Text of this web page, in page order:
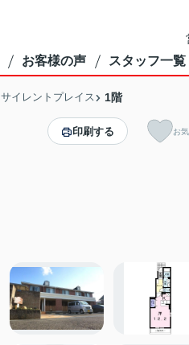
お客様の声 スタッフ一覧
サイレントプレイス 1階
印刷する お